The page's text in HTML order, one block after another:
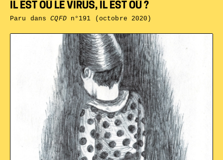
IL EST OÙ LE VIRUS, IL EST OÙ ?
Paru dansCQFDn°191 (octobre 2020)